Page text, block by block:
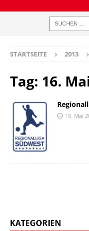
STARTSEITE 2013
Tag: 16.
16. Mai
KATEGORIEN